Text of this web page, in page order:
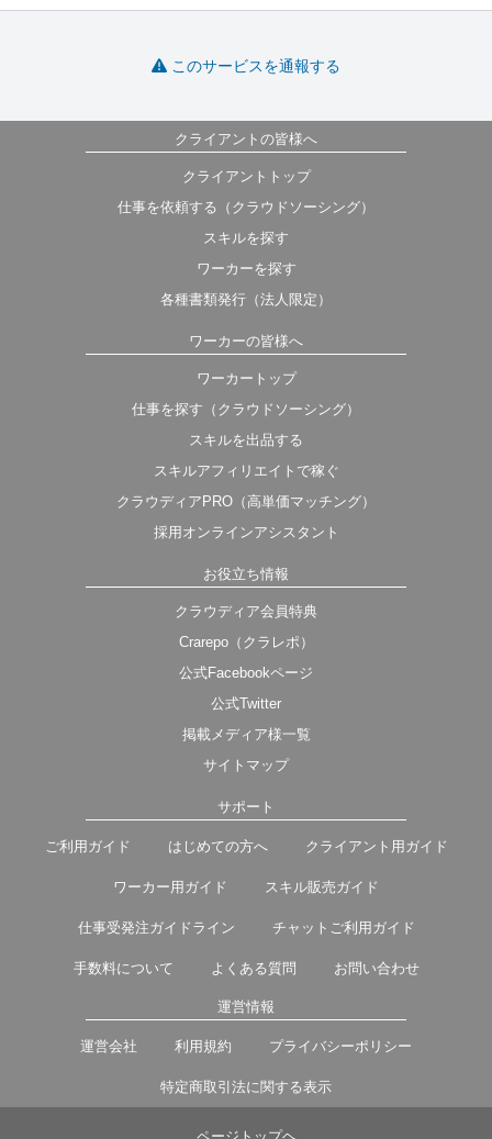
このサービスを通報する
クライアントの皆様へ
クライアントトップ
仕事を依頼する（クラウドソーシング）
スキルを探す
ワーカーを探す
各種書類発行（法人限定）
ワーカーの皆様へ
ワーカートップ
仕事を探す（クラウドソーシング）
スキルを出品する
スキルアフィリエイトで稼ぐ
クラウディアPRO（高単価マッチング）
採用オンラインアシスタント
お役立ち情報
クラウディア会員特典
Crarepo（クラレポ）
公式Facebookページ
公式Twitter
掲載メディア様一覧
サイトマップ
サポート
ご利用ガイド はじめての方へ クライアント用ガイド
ワーカー用ガイド スキル販売ガイド
仕事受発注ガイドライン チャットご利用ガイド
手数料について よくある質問 お問い合わせ
運営情報
運営会社 利用規約 プライバシーポリシー
特定商取引法に関する表示